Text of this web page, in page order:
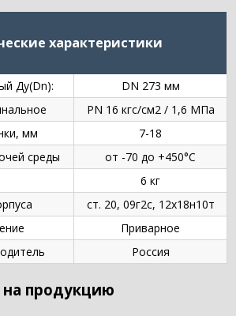
характеристики
Ду(Dn):
DN 273 мм
PN 16 кгс/см2 / 1,6 МПа
мм
7-18
среды
от -70 до +450°C
6 кг
ст. 20, 09г2с, 12х18н10т
Приварное
Россия
продукцию